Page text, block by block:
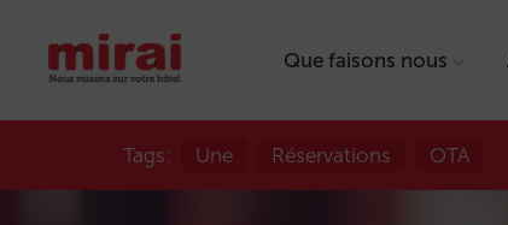
Que faisons nous
Tags: Une Réservations OTA